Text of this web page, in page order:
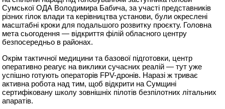
Сумської ОДА Володимира Бабича, за участі представників
різних гілок влади та керівництва установи, були окреслені
масштабні кроки для подальшого розвитку проєкту. Головна
мета сьогодення — відкриття філій обласного центру
безпосередньо в районах.
Окрім тактичної медицини та базової підготовки, центр
оперативно реагує на виклики сучасних реалій — тут уже
успішно готують операторів FPV-дронів. Наразі ж триває
активна робота над тим, щоб відкрити на Сумщині
сертифіковану школу зовнішніх пілотів безпілотних літальних
апаратів.